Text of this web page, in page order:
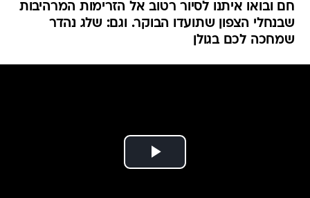
חם ובואו איתנו לסיור רטוב אל הזרימות המרהיבות
שבנחלי הצפון שתועדו הבוקר. וגם: שלג נהדר
שמחכה לכם בגולן